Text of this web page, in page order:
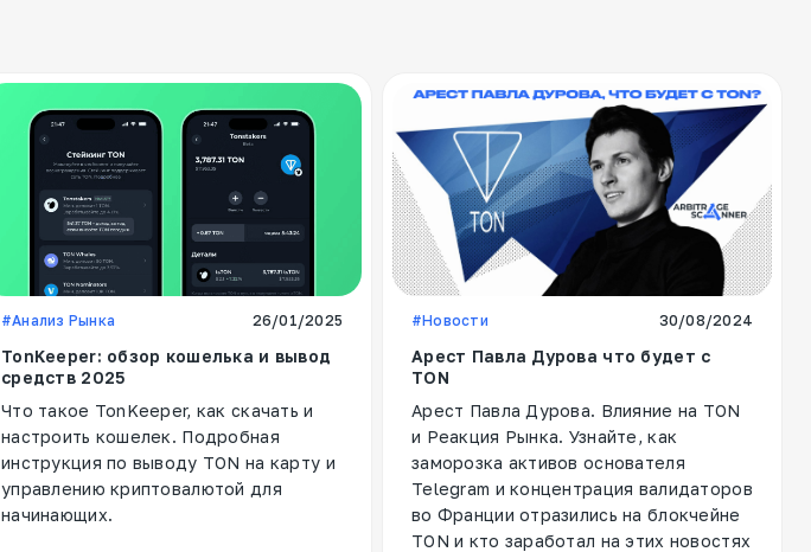
#Анализ Рынка 26/01/2025
TonKeeper: обзор кошелька и вывод
средств 2025
Что такое TonKeeper, как скачать и
настроить кошелек. Подробная
инструкция по выводу TON на карту и
управлению криптовалютой для
начинающих.
#Новости 30/08/2024
Арест Павла Дурова что будет с
TON
Арест Павла Дурова. Влияние на TON
и Реакция Рынка. Узнайте, как
заморозка активов основателя
Telegram и концентрация валидаторов
во Франции отразились на блокчейне
TON и кто заработал на этих новостях